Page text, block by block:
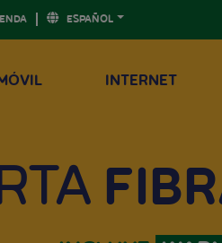
ESPAÑOL
INTERNET